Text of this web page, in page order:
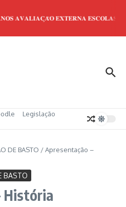
𝐀𝐕𝐀𝐋𝐈𝐀𝐂̧𝐀̃𝐎 𝐄𝐗𝐓𝐄𝐑𝐍𝐀 𝐄𝐒𝐂𝐎𝐋𝐀𝐒
Legislação
DE BASTO /Apresentação –
BASTO
História